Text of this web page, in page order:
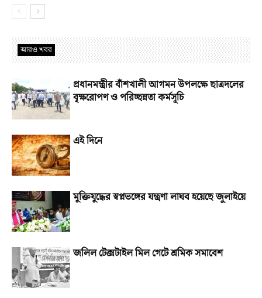
আরও খবর
প্রধানমন্ত্রীর বাঁশখালী আগমন উপলক্ষে ছাত্রদলের
বৃক্ষরোপণ ও পরিচ্ছন্নতা কর্মসূচি
এই দিনে
মুক্তিযুদ্ধের স্বপ্নভঙ্গের যন্ত্রণা লাঘব হয়েছে জুলাইয়ে
জলিল টেক্সটাইল মিল গেটে শ্রমিক সমাবেশ